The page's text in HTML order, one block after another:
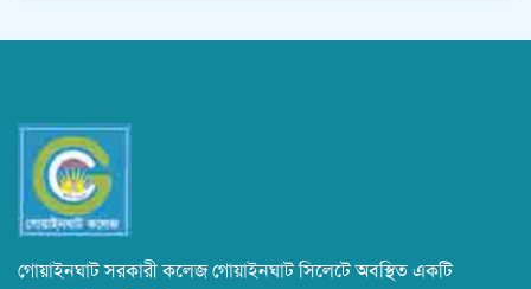
গোয়াইনঘাট সরকারী কলেজ গোয়াইনঘাট সিলেটে অবস্থিত একটি